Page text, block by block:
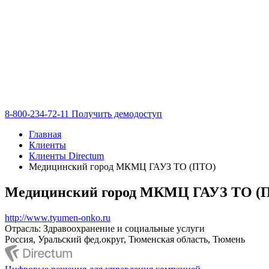
8-800-234-72-11 Получить демодоступ
Главная
Клиенты
Клиенты Directum
Медицинский город МКМЦ ГАУЗ ТО (ПТО)
Медицинский город МКМЦ ГАУЗ ТО
http://www.tyumen-onko.ru
Отрасль: Здравоохранение и социальные услуги
Россия, Уральский фед.округ, Тюменская область, Тюмень